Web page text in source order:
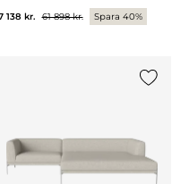
138 kr. 61 898 kr. Spara 40%